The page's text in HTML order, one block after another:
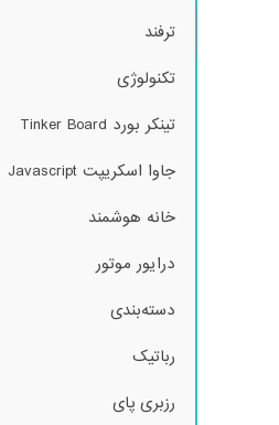
ترفند
تکنولوژی
تینکر بورد Tinker Board
جاوا اسکریپت Javascript
خانه هوشمند
درایور موتور
دسته‌بندی
رباتیک
رزبری پای